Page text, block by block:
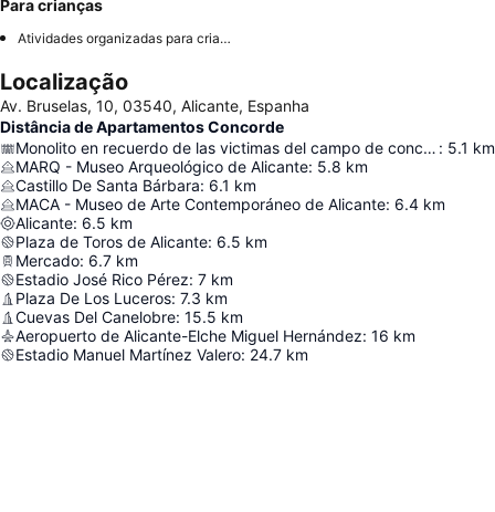
Para crianças
Atividades organizadas para crianças
Localização
Av. Bruselas, 10, 03540, Alicante, Espanha
Distância de Apartamentos Concorde
Monolito en recuerdo de las victimas del campo de concentración de Los Almendros : 5.1 km
MARQ - Museo Arqueológico de Alicante: 5.8 km
Castillo De Santa Bárbara: 6.1 km
MACA - Museo de Arte Contemporáneo de Alicante: 6.4 km
Alicante: 6.5 km
Plaza de Toros de Alicante: 6.5 km
Mercado: 6.7 km
Estadio José Rico Pérez: 7 km
Plaza De Los Luceros: 7.3 km
Cuevas Del Canelobre: 15.5 km
Aeropuerto de Alicante-Elche Miguel Hernández: 16 km
Estadio Manuel Martínez Valero: 24.7 km